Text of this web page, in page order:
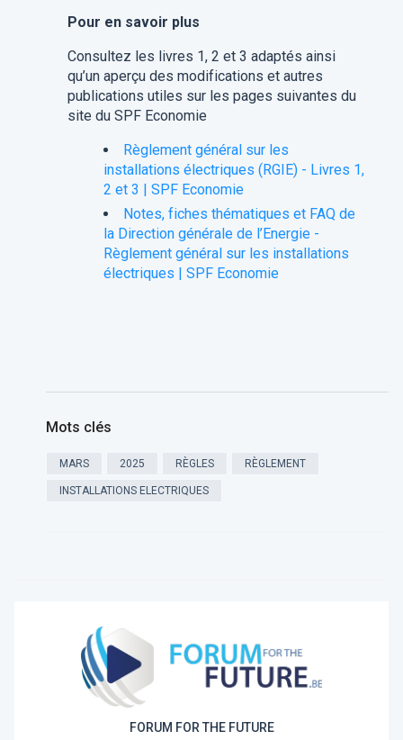
Pour en savoir plus
Consultez les livres 1, 2 et 3 adaptés ainsi
qu’un aperçu des modifications et autres
publications utiles sur les pages suivantes du
site du SPF Economie
Règlement général sur les
installations électriques (RGIE) - Livres 1,
2 et 3 | SPF Economie
Notes, fiches thématiques et FAQ de
la Direction générale de l’Energie -
Règlement général sur les installations
électriques | SPF Economie
Mots clés
MARS 2025 RÈGLES RÈGLEMENT
INSTALLATIONS ELECTRIQUES
FORUM FOR THE FUTURE